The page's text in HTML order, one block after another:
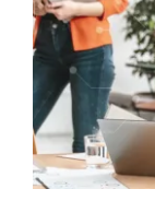
Über uns
Image